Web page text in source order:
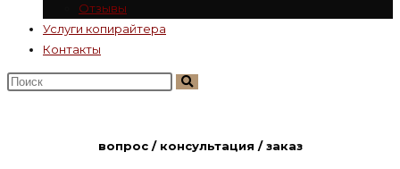
Отзывы
Услуги копирайтера
Контакты
Поиск
вопрос / консультация / заказ